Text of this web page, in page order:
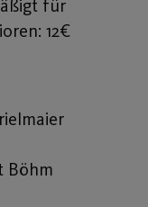
für
12€
Böhm